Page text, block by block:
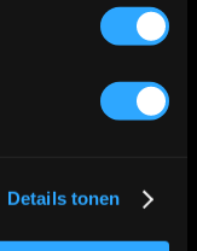
Details tonen